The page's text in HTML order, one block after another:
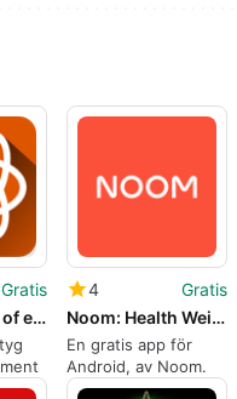
Gratis
Periodic table of elements
4
Gratis
Noom: Health Weight
En gratis app för
Android, av Noom.